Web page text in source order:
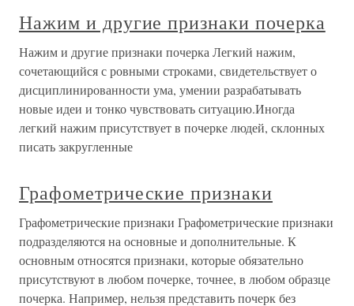
Нажим и другие признаки почерка
Нажим и другие признаки почерка Легкий нажим,
сочетающийся с ровными строками, свидетельствует о
дисциплинированности ума, умении разрабатывать
новые идеи и тонко чувствовать ситуацию.Иногда
легкий нажим присутствует в почерке людей, склонных
писать закругленные
Графометрические признаки
Графометрические признаки Графометрические признаки
подразделяются на основные и дополнительные. К
основным относятся признаки, которые обязательно
присутствуют в любом почерке, точнее, в любом образце
почерка. Например, нельзя представить почерк без